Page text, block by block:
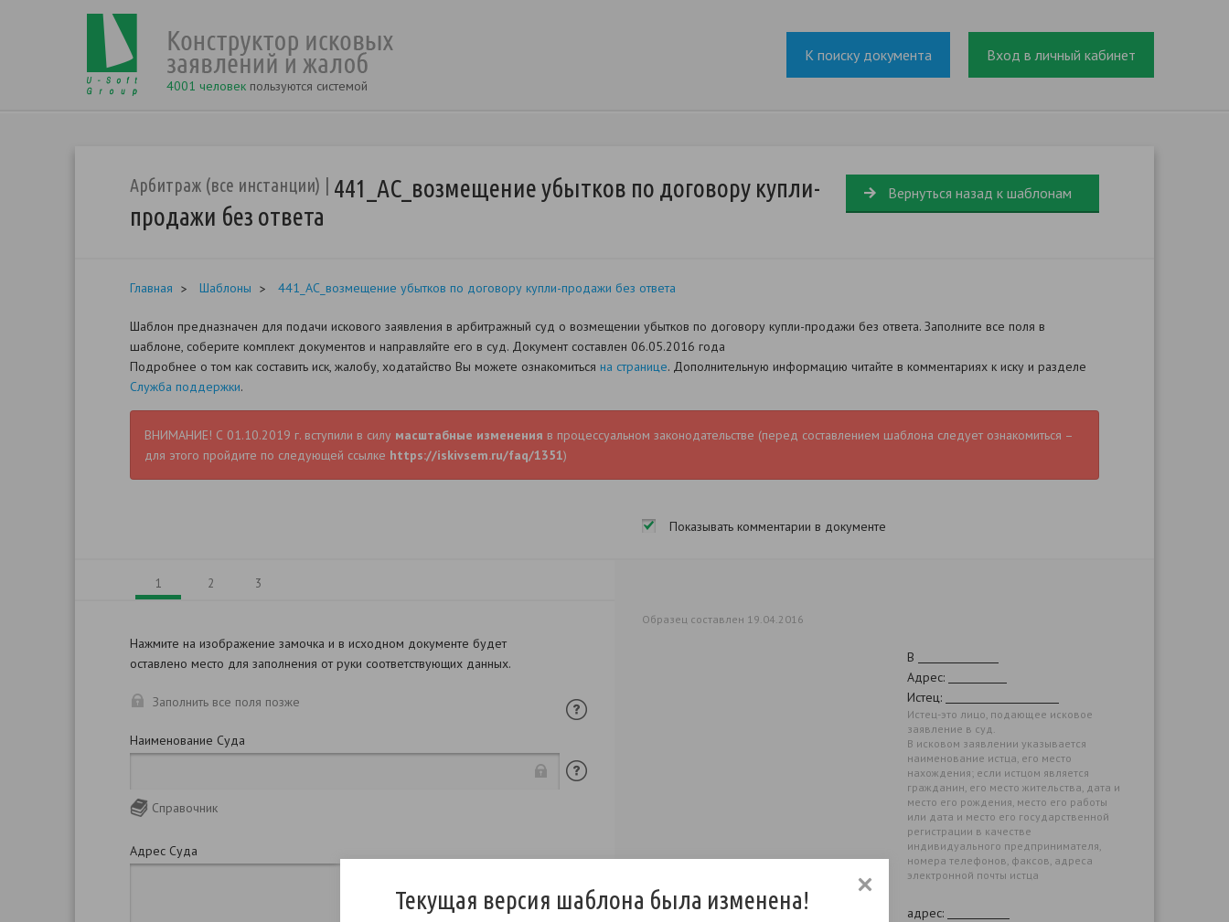
4001 человек пользуются системой
К поиску документа Вход в личный кабинет
Текущая версия шаблона была изменена!
Вернуться назад к шаблонам
Арбитраж (все инстанции)
441_АС_возмещение убытков по договору купли-
продажи без ответа
Главная Шаблоны 441_АС_возмещение убытков по договору купли-продажи без ответа
Шаблон предназначен для подачи искового заявления в арбитражный суд о возмещении убытков по договору купли-продажи без ответа. Заполните все поля в
шаблоне, соберите комплект документов и направляйте его в суд. Документ составлен 06.05.2016 года
Подробнее о том как составить иск, жалобу, ходатайство Вы можете ознакомиться на странице. Дополнительную информацию читайте в комментариях к иску и разделе
Служба поддержки.
ВНИМАНИЕ! С 01.10.2019 г. вступили в силу масштабные изменения в процессуальном законодательстве (перед составлением шаблона следует ознакомиться –
для этого пройдите по следующей ссылке https://iskivsem.ru/faq/1351)
Показывать комментарии в документе
1 2 3
Нажмите на изображение замочка и в исходном документе будет
оставлено место для заполнения от руки соответствующих данных.
Заполнить все поля позже
Наименование Суда
Справочник
Адрес Суда
Образец составлен 19.04.2016
В
Адрес:
Истец:
Истец-это лицо, подающее исковое
заявление в суд.
В исковом заявлении указывается
наименование истца, его место
нахождения; если истцом является
гражданин, его место жительства, дата и
место его рождения, место его работы
или дата и место его государственной
регистрации в качестве
индивидуального предпринимателя,
номера телефонов, факсов, адреса
электронной почты истца
адрес: